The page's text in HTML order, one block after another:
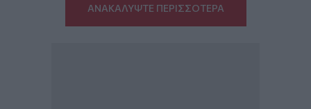
ΑΝΑΚΑΛΥΨΤΕ ΠΕΡΙΣΣΟΤΕΡΑ